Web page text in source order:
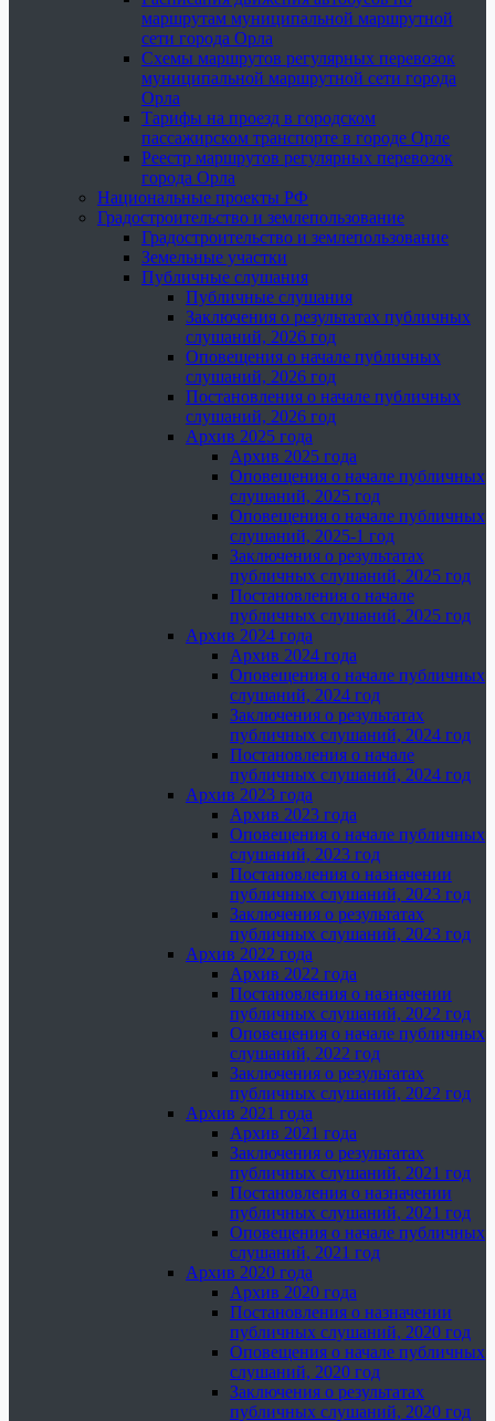
маршрутам муниципальной маршрутной
сети города Орла
Схемы маршрутов регулярных перевозок
муниципальной маршрутной сети города
Орла
Тарифы на проезд в городском
пассажирском транспорте в городе Орле
Реестр маршрутов регулярных перевозок
города Орла
Национальные проекты РФ
Градостроительство и землепользование
Градостроительство и землепользование
Земельные участки
Публичные слушания
Публичные слушания
Заключения о результатах публичных
слушаний, 2026 год
Оповещения о начале публичных
слушаний, 2026 год
Постановления о начале публичных
слушаний, 2026 год
Архив 2025 года
Архив 2025 года
Оповещения о начале публичных
слушаний, 2025 год
Оповещения о начале публичных
слушаний, 2025-1 год
Заключения о результатах
публичных слушаний, 2025 год
Постановления о начале
публичных слушаний, 2025 год
Архив 2024 года
Архив 2024 года
Оповещения о начале публичных
слушаний, 2024 год
Заключения о результатах
публичных слушаний, 2024 год
Постановления о начале
публичных слушаний, 2024 год
Архив 2023 года
Архив 2023 года
Оповещения о начале публичных
слушаний, 2023 год
Постановления о назначении
публичных слушаний, 2023 год
Заключения о результатах
публичных слушаний, 2023 год
Архив 2022 года
Архив 2022 года
Постановления о назначении
публичных слушаний, 2022 год
Оповещения о начале публичных
слушаний, 2022 год
Заключения о результатах
публичных слушаний, 2022 год
Архив 2021 года
Архив 2021 года
Заключения о результатах
публичных слушаний, 2021 год
Постановления о назначении
публичных слушаний, 2021 год
Оповещения о начале публичных
слушаний, 2021 год
Архив 2020 года
Архив 2020 года
Постановления о назначении
публичных слушаний, 2020 год
Оповещения о начале публичных
слушаний, 2020 год
Заключения о результатах
публичных слушаний, 2020 год